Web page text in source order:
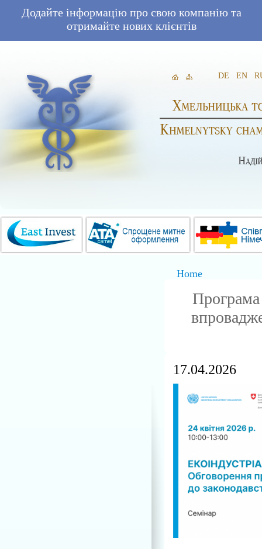
Додайте інформацію про свою компанію та
отримайте нових клієнтів
DE EN
Home
Програма
17.04.2026